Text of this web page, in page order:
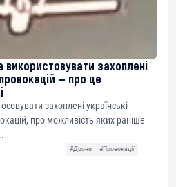
використовувати захоплені
— про це
захоплені українські
про можливість яких раніше
#Дрони
#Провокації